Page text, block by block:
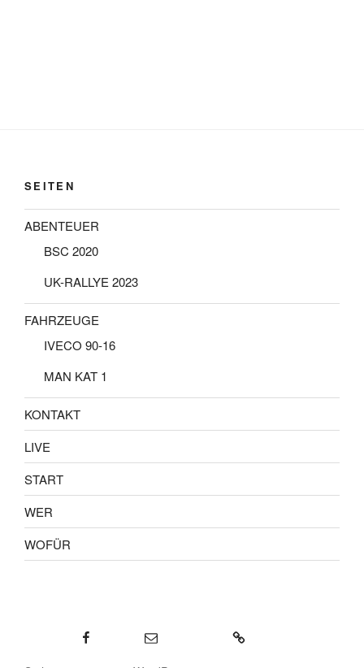
SEITEN
ABENTEUER
BSC 2020
UK-RALLYE 2023
FAHRZEUGE
IVECO 90-16
MAN KAT 1
KONTAKT
LIVE
START
WER
WOFÜR
E-Mail KONTAKT